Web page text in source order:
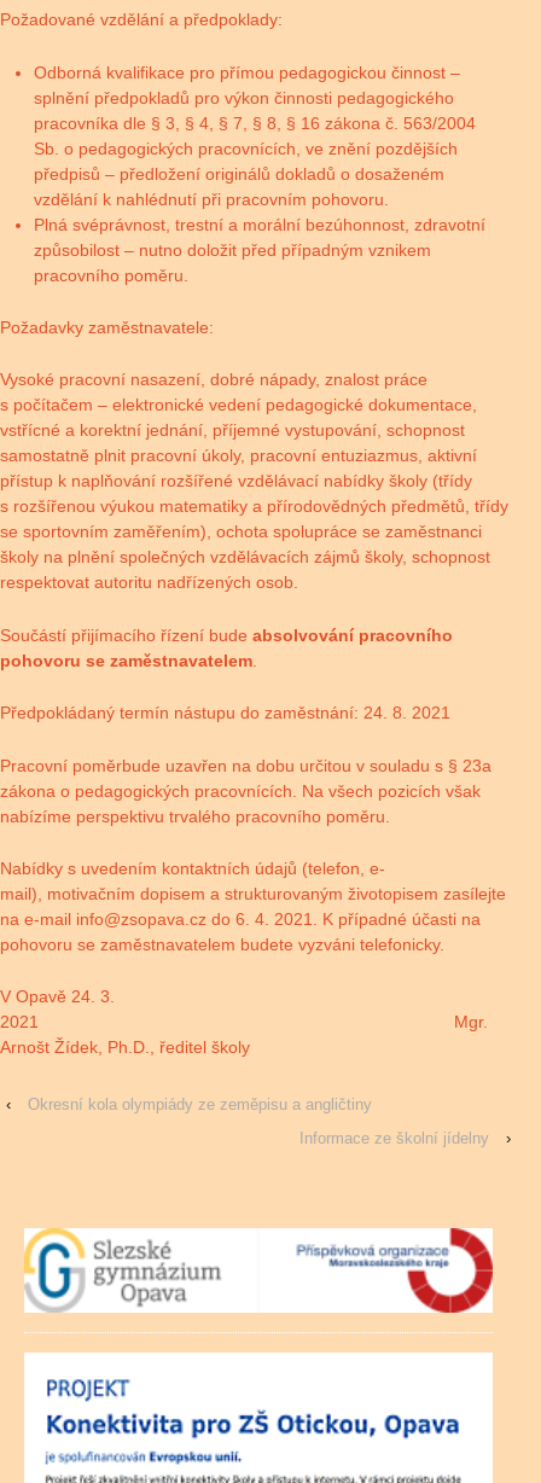
Požadované vzdělání a předpoklady:
Odborná kvalifikace pro přímou pedagogickou činnost –
splnění předpokladů pro výkon činnosti pedagogického
pracovníka dle § 3, § 4, § 7, § 8, § 16 zákona č. 563/2004
Sb. o pedagogických pracovnících, ve znění pozdějších
předpisů – předložení originálů dokladů o dosaženém
vzdělání k nahlédnutí při pracovním pohovoru.
Plná svéprávnost, trestní a morální bezúhonnost, zdravotní
způsobilost – nutno doložit před případným vznikem
pracovního poměru.
Požadavky zaměstnavatele:
Vysoké pracovní nasazení, dobré nápady, znalost práce
s počítačem – elektronické vedení pedagogické dokumentace,
vstřícné a korektní jednání, příjemné vystupování, schopnost
samostatně plnit pracovní úkoly, pracovní entuziazmus, aktivní
přístup k naplňování rozšířené vzdělávací nabídky školy (třídy
s rozšířenou výukou matematiky a přírodovědných předmětů, třídy
se sportovním zaměřením), ochota spolupráce se zaměstnanci
školy na plnění společných vzdělávacích zájmů školy, schopnost
respektovat autoritu nadřízených osob.
Součástí přijímacího řízení bude absolvování pracovního
pohovoru se zaměstnavatelem
Předpokládaný termín nástupu do zaměstnání: 24. 8. 2021
Pracovní poměrbude uzavřen na dobu určitou v souladu s § 23a
zákona o pedagogických pracovnících. Na všech pozicích však
nabízíme perspektivu trvalého pracovního poměru.
Nabídky s uvedením kontaktních údajů (telefon, e-
mail), motivačním dopisem a strukturovaným životopisem zasílejte
na e-mail info@zsopava.cz do 6. 4. 2021. K případné účasti na
pohovoru se zaměstnavatelem budete vyzváni telefonicky.
V Opavě 24. 3.
2021 Mgr.
Arnošt Žídek, Ph.D., ředitel školy
‹
Okresní kola olympiády ze zeměpisu a angličtiny
Informace ze školní jídelny
›